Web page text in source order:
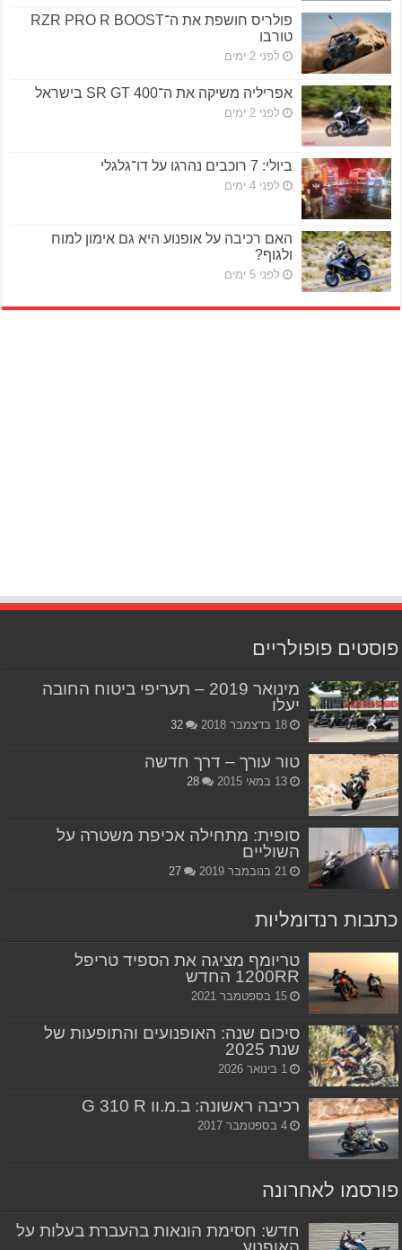
פולריס חושפת את ה־RZR PRO R BOOST
טורבו
לפני 2 ימים
אפריליה משיקה את ה־SR GT 400 בישראל
לפני 2 ימים
ביולי: 7 רוכבים נהרגו על דו־גלגלי
לפני 4 ימים
האם רכיבה על אופנוע היא גם אימון למוח
ולגוף?
לפני 5 ימים
פוסטים פופולריים
מינואר 2019 – תעריפי ביטוח החובה
יעלו
18 בדצמבר 2018 32
טור עורך – דרך חדשה
13 במאי 2015 28
סופית: מתחילה אכיפת משטרה על
השוליים
21 בנובמבר 2019 27
כתבות רנדומליות
טריומף מציגה את הספיד טריפל
1200RR החדש
15 בספטמבר 2021
סיכום שנה: האופנועים והתופעות של
שנת 2025
1 בינואר 2026
רכיבה ראשונה: ב.מ.וו G 310 R
4 בספטמבר 2017
פורסמו לאחרונה
חדש: חסימת הונאות בהעברת בעלות על